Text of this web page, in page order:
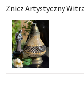
Znicz Artystyczny